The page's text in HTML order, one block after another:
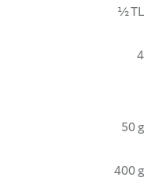
½ TL
4
50 g
400 g